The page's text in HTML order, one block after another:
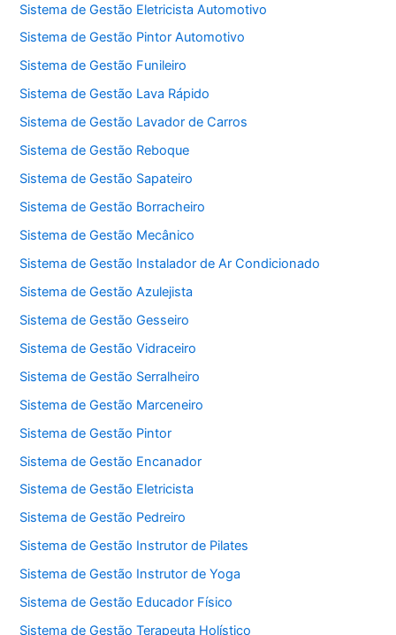
Sistema de Gestão Eletricista Automotivo
Sistema de Gestão Pintor Automotivo
Sistema de Gestão Funileiro
Sistema de Gestão Lava Rápido
Sistema de Gestão Lavador de Carros
Sistema de Gestão Reboque
Sistema de Gestão Sapateiro
Sistema de Gestão Borracheiro
Sistema de Gestão Mecânico
Sistema de Gestão Instalador de Ar Condicionado
Sistema de Gestão Azulejista
Sistema de Gestão Gesseiro
Sistema de Gestão Vidraceiro
Sistema de Gestão Serralheiro
Sistema de Gestão Marceneiro
Sistema de Gestão Pintor
Sistema de Gestão Encanador
Sistema de Gestão Eletricista
Sistema de Gestão Pedreiro
Sistema de Gestão Instrutor de Pilates
Sistema de Gestão Instrutor de Yoga
Sistema de Gestão Educador Físico
Sistema de Gestão Terapeuta Holístico